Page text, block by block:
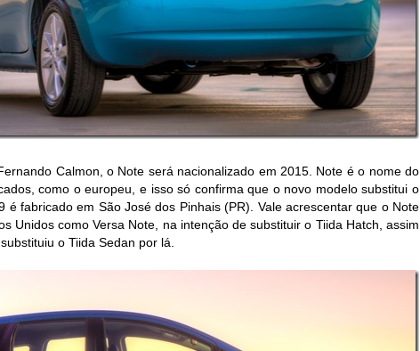
Calmon, o Note será nacionalizado em 2015. Note é o nome do
como o europeu, e isso só confirma que o novo modelo substitui o
é fabricado em São José dos Pinhais (PR). Vale acrescentar que o Note
Unidos como Versa Note, na intenção de substituir o Tiida Hatch, assim
o Tiida Sedan por lá.